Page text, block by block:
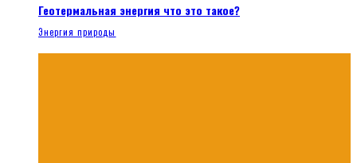
Геотермальная энергия что это такое?
Энергия природы